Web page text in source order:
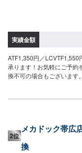
実績金額
ATF1,350円／LCVTF1,550
承ります！お気軽にご予約
換不可の場合もございます。
2位
メカドック帯広
換